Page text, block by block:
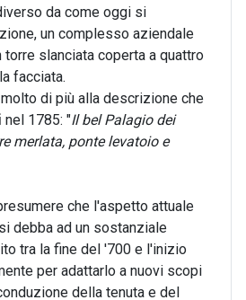
da come oggi si
un complesso aziendale
torre slanciata coperta a quattro
facciata.
di più alla descrizione che
nel 1785: "Il bel Palagio dei
merlata, ponte levatoio e
che l'aspetto attuale
debba ad un sostanziale
tra la fine del '700 e l'inizio
per adattarlo a nuovi scopi
della tenuta e del